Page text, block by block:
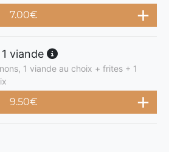
7.00€
viande
1 viande au choix + frites + 1
9.50€